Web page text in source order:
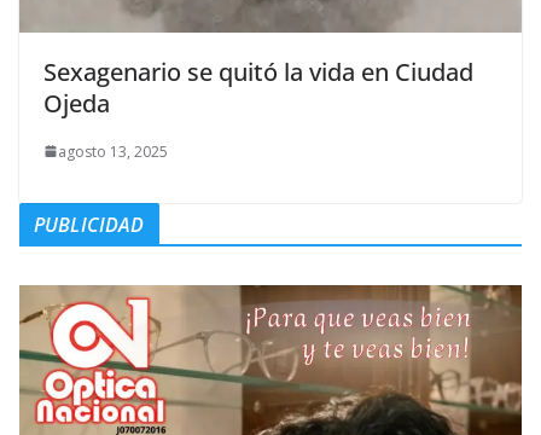
Sexagenario se quitó la vida en Ciudad
Ojeda
agosto 13, 2025
PUBLICIDAD